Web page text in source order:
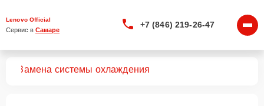
Lenovo Official
Сервис в Самаре
+7 (846) 219-26-47
Замена системы охлаждения